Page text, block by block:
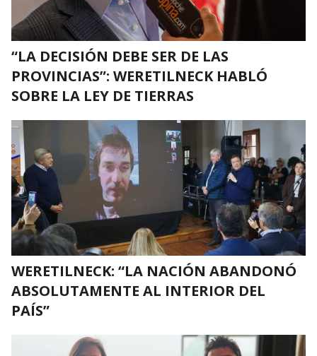
“LA DECISIÓN DEBE SER DE LAS
PROVINCIAS”: WERETILNECK HABLÓ
SOBRE LA LEY DE TIERRAS
WERETILNECK: “LA NACIÓN ABANDONÓ
ABSOLUTAMENTE AL INTERIOR DEL
PAÍS”